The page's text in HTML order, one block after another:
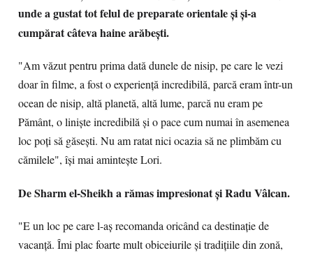
unde a gustat tot felul de preparate orientale şi şi-a
cumpărat câteva haine arăbeşti.
"Am văzut pentru prima dată dunele de nisip, pe care le vezi
doar în filme, a fost o experienţă incredibilă, parcă eram într-un
ocean de nisip, altă planetă, altă lume, parcă nu eram pe
Pământ, o linişte incredibilă şi o pace cum numai în asemenea
loc poţi să găseşti. Nu am ratat nici ocazia să ne plimbăm cu
cămilele", îşi mai aminteşte Lori.
De Sharm el-Sheikh a rămas impresionat şi Radu Vâlcan.
"E un loc pe care l-aş recomanda oricând ca destinaţie de
vacanţă. Îmi plac foarte mult obiceiurile şi tradiţiile din zonă,